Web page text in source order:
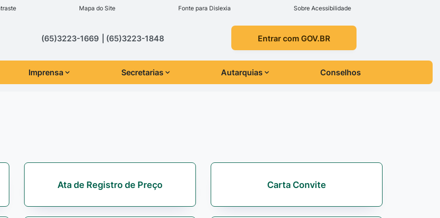
de acessibilidade
Mapa do Site Fonte para Dislexia Sobre Acessibilidade
(65)3223-1669 (65)3223-1848 Entrar com GOV.BR
Imprensa Secretarias Autarquias Conselhos
Ata de Registro de Preço Carta Convite